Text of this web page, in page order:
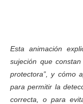
Esta animación
sujeción que
protectora”, y cómo
para permitir la
correcta, o para